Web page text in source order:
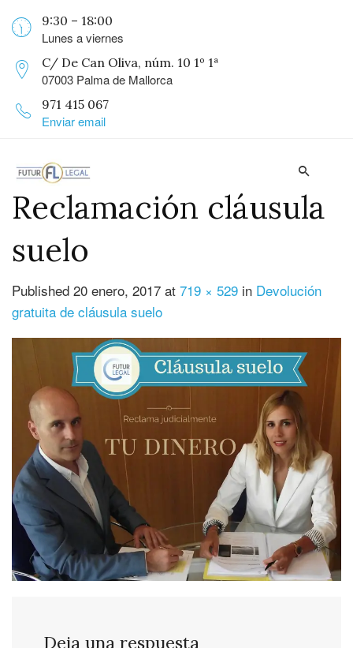
9:30 – 18:00
Lunes a viernes
C/ De Can Oliva, núm. 10 1º 1ª
07003 Palma de Mallorca
971 415 067
Enviar email
Reclamación cláusula
suelo
Published 20 enero, 2017 at 719 × 529 in Devolución
gratuita de cláusula suelo
Deja una respuesta